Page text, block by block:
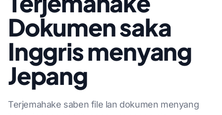
Dokumen saka
Inggris menyang
Jepang
Terjemahake saben file lan dokumen menyang